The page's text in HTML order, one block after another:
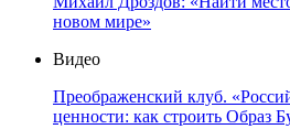
новом мире»
Видео
Преображенский клуб.
ценности: как строить Образ